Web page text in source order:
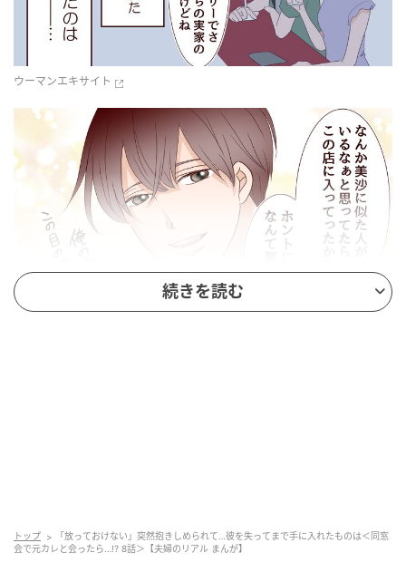
ウーマンエキサイト
続きを読む
トップ
「放っておけない」突然抱きしめられて…彼を失ってまで手に入れたものは＜同窓
会で元カレと会ったら…!? 8話＞【夫婦のリアル まんが】